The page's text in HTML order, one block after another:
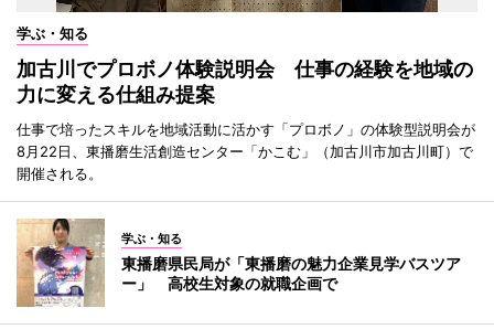
学ぶ・知る
加古川でプロボノ体験説明会 仕事の経験を地域の
力に変える仕組み提案
仕事で培ったスキルを地域活動に活かす「プロボノ」の体験型説明会が
8月22日、東播磨生活創造センター「かこむ」（加古川市加古川町）で
開催される。
学ぶ・知る
東播磨県民局が「東播磨の魅力企業見学バスツア
ー」 高校生対象の就職企画で